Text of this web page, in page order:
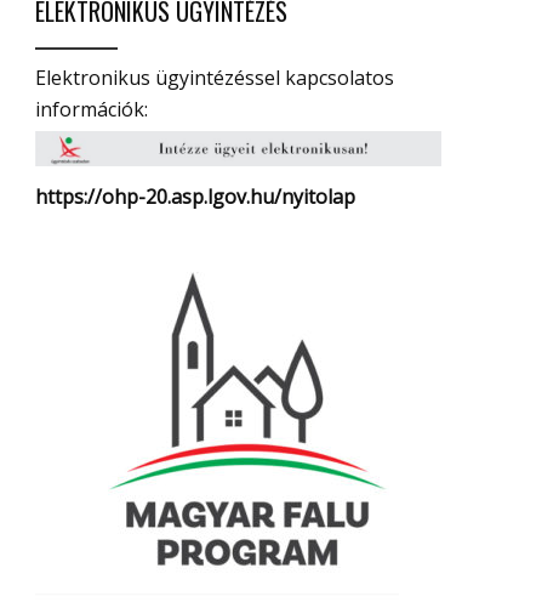
ELEKTRONIKUS ÜGYINTÉZÉS
Elektronikus ügyintézéssel kapcsolatos
információk:
https://ohp-20.asp.lgov.hu/nyitolap